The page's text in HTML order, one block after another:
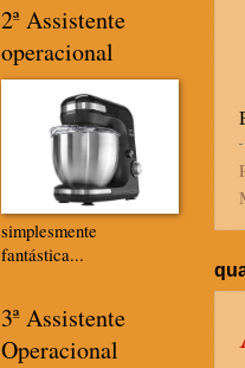
2ª Assistente
operacional
simplesmente
fantástica...
3ª Assistente
Operacional